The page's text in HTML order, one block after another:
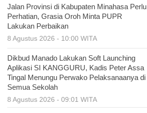
Jalan Provinsi di Kabupaten Minahasa Perlu
Perhatian, Grasia Oroh Minta PUPR
Lakukan Perbaikan
8 Agustus 2026 - 10:00 WITA
Dikbud Manado Lakukan Soft Launching
Aplikasi SI KANGGURU, Kadis Peter Assa
Tingal Menungu Perwako Pelaksanaanya di
Semua Sekolah
8 Agustus 2026 - 09:01 WITA